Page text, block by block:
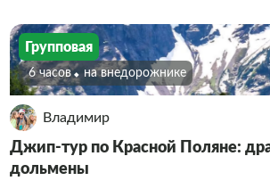
Групповая
6 часов На внедорожнике
Владимир
Джип-тур по Красной Поляне:
дольмены